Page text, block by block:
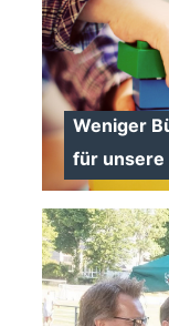
Weniger
für unsere
>